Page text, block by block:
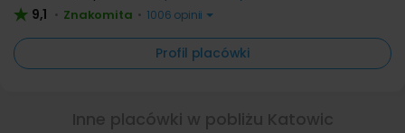
9,1 • Znakomita • 1006 opinii
Profil placówki